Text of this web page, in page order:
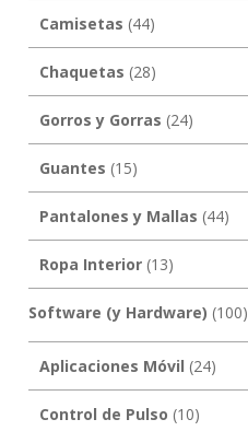
Camisetas (44)
Chaquetas (28)
Gorros y Gorras (24)
Guantes (15)
Pantalones y Mallas (44)
Ropa Interior(13)
Software (y Hardware) (100)
Aplicaciones Móvil (24)
Control de Pulso (10)